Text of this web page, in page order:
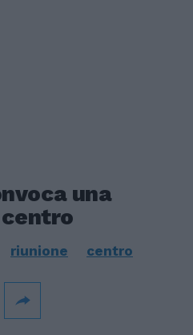
una
riunione centro